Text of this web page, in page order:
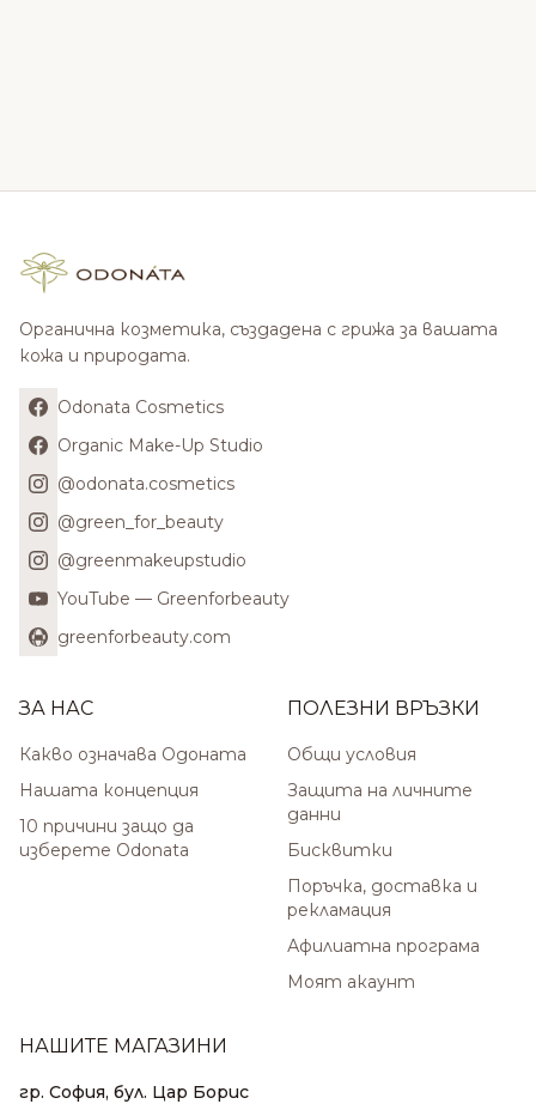
Органична козметика, създадена с грижа за вашата
кожа и природата.
Odonata Cosmetics
Organic Make-Up Studio
@odonata.cosmetics
@green_for_beauty
@greenmakeupstudio
YouTube — Greenforbeauty
greenforbeauty.com
ЗА НАС
Какво означава Одоната
Нашата концепция
10 причини защо да
изберете Odonata
ПОЛЕЗНИ ВРЪЗКИ
Общи условия
Защита на личните
данни
Бисквитки
Поръчка, доставка и
рекламация
Афилиатна програма
Моят акаунт
НАШИТЕ МАГАЗИНИ
гр. София, бул. Цар Борис